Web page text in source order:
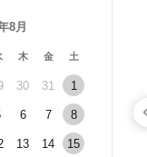
8月
木 金 土
30 31 1
6 7 8
13 14 15